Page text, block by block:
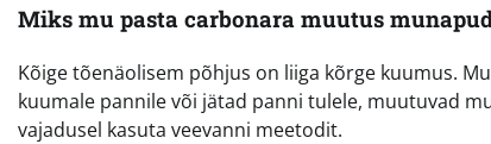
Miks mu pasta carbonara muutus
Kõige tõenäolisem põhjus on liiga kõrge kuumus.
kuumale pannile või jätad panni tulele, muutuvad
vajadusel kasuta veevanni meetodit.